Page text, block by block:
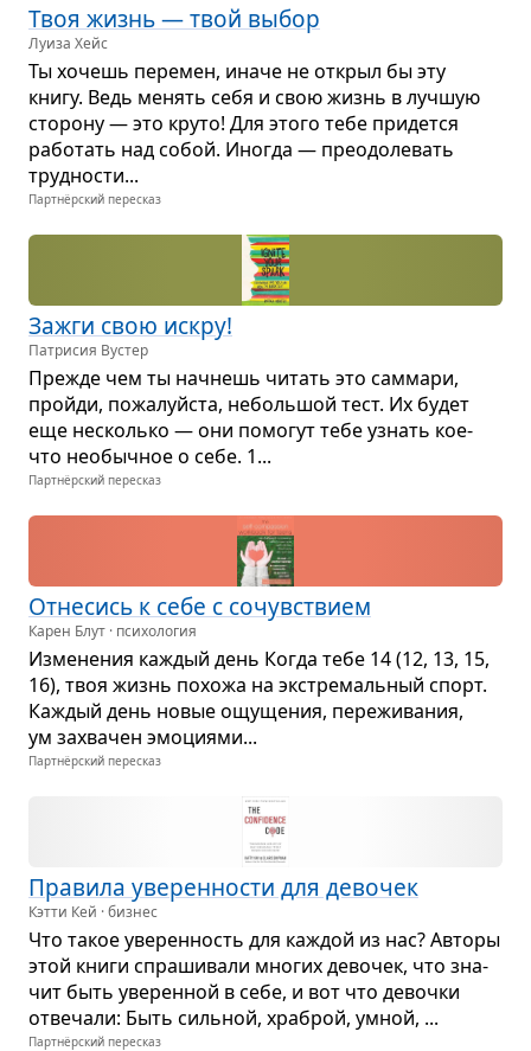
Твоя жизнь — твой выбор
Луиза Хейс
Ты хочешь пере­мен, иначе не открыл бы эту
книгу. Ведь менять себя и свою жизнь в луч­шую
сто­рону — это круто! Для этого тебе при­дется
рабо­тать над собой. Ино­гда — пре­одо­ле­вать
труд­но­сти...
Партнёрский пересказ
Зажги свою искру!
Патрисия Вустер
Прежде чем ты начнешь читать это сам­мари,
пройди, пожа­луйста, неболь­шой тест. Их будет
еще несколько — они помо­гут тебе узнать кое-
что необыч­ное о себе. 1...
Партнёрский пересказ
Отне­сись к себе с сочув­ствием
Карен Блут · психология
Изме­не­ния каж­дый день Когда тебе 14 (12, 13, 15,
16), твоя жизнь похожа на экс­тре­маль­ный спорт.
Каж­дый день новые ощу­ще­ния, пере­жи­ва­ния,
ум захва­чен эмо­ци­ями...
Партнёрский пересказ
Пра­вила уве­рен­но­сти для дево­чек
Кэтти Кей · бизнес
Что такое уве­рен­ность для каж­дой из нас? Авторы
этой книги спра­ши­вали мно­гих дево­чек, что зна­
чит быть уве­рен­ной в себе, и вот что девочки
отве­чали: Быть силь­ной, хра­брой, умной, ...
Партнёрский пересказ